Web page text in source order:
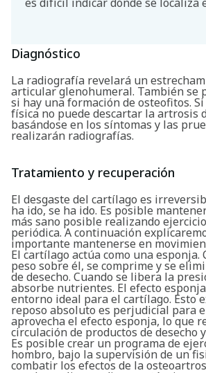
Buscar
Diagnóstico
La radiografía revelará un
articular glenohumeral. También se
si hay una formación de osteofitos.
física no puede descartar la artrosis
basándose en los síntomas y las
realizarán radiografías.
Tratamiento y recuperación
El desgaste del cartílago es
ha ido, se ha ido. Es posible
más sano posible realizando
periódica. A continuación
importante mantenerse en
El cartílago actúa como una esponja.
peso sobre él, se comprime y se
de desecho. Cuando se libera la
absorbe nutrientes. El efecto
entorno ideal para el cartílago. Esto
reposo absoluto es perjudicial para
aprovecha el efecto esponja, lo que
circulación de productos de desecho
Es posible crear un programa de
hombro, bajo la supervisión de un
combatir los efectos de la